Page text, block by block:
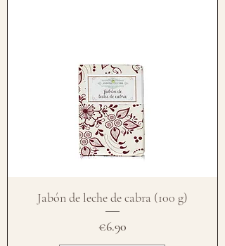
Jabón de leche de cabra (100 g)
Price
€6.90